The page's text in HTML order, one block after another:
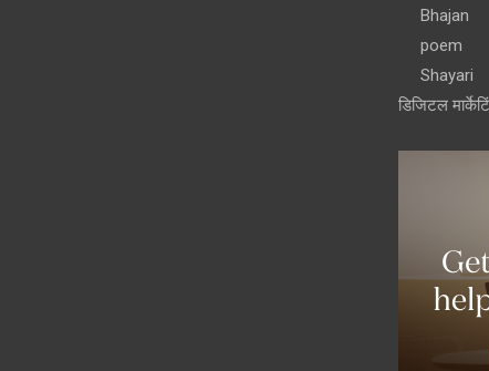
Bhajan
poem
Shayari
डिजिटल